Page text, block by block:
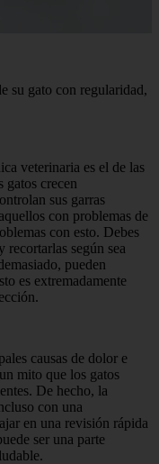
su gato con regularidad,
veterinaria es el de las
gatos crecen
sus garras
con problemas de
con esto. Debes
recortarlas según sea
pueden
es extremadamente
causas de dolor e
mito que los gatos
De hecho, la
con una
en una revisión rápida
ser una parte